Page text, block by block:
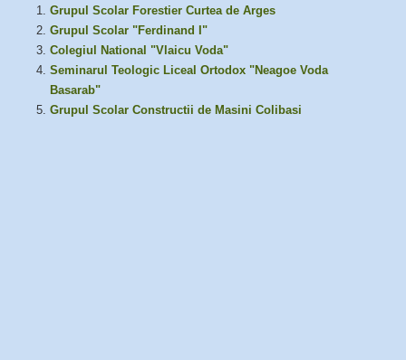
Grupul Scolar Forestier Curtea de Arges
Grupul Scolar "Ferdinand I"
Colegiul National "Vlaicu Voda"
Seminarul Teologic Liceal Ortodox "Neagoe Voda
Basarab"
Grupul Scolar Constructii de Masini Colibasi